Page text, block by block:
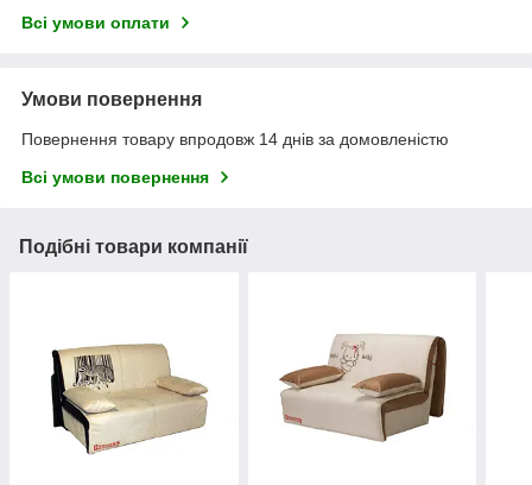
Всі умови оплати
Умови повернення
Повернення товару впродовж 14 днів за домовленістю
Всі умови повернення
Подібні товари компанії